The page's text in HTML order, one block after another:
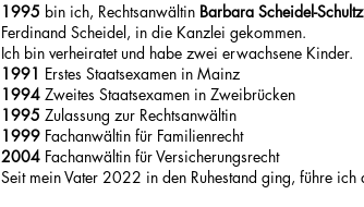
1995 bin ich, Rechtsanwältin Barbara Scheidel-Schultz
Ferdinand Scheidel, in die Kanzlei gekommen.
Ich bin verheiratet und habe zwei erwachsene Kinder.
1991 Erstes Staatsexamen in Mainz
1994 Zweites Staatsexamen in Zweibrücken
1995 Zulassung zur Rechtsanwältin
1999 Fachanwältin für Familienrecht
2004 Fachanwältin für Versicherungsrecht
Seit mein Vater 2022 in den Ruhestand ging, führe ich